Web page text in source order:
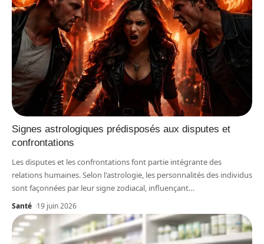
Signes astrologiques prédisposés aux disputes et
confrontations
Les disputes et les confrontations font partie intégrante des
relations humaines. Selon l'astrologie, les personnalités des individus
sont façonnées par leur signe zodiacal, influençant…
Santé 19 juin 2026